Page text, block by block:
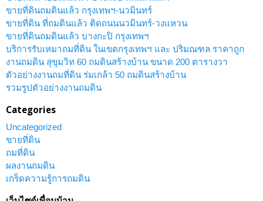
ขายที่ดินถมดินแล้ว กรุงเทพฯ-นวมินทร์
ขายที่ดิน ที่ถมดินแล้ว ติดถนนนวมินทร์-วงแหวน
ขายที่ดินถมดินแล้ว บางกะปิ กรุงเทพฯ
บริการรับเหมาถมที่ดิน ในเขตกรุงเทพฯ และ ปริมณฑล ราคาถูก
งานถมดิน สุขุมวิท 60 ถมดินสร้างบ้าน ขนาด 200 ตารางวา
ตัวอย่างงานถมที่ดิน ร่มเกล้า 50 ถมดินสร้างบ้าน
รวมรูปตัวอย่างงานถมดิน
Categories
Uncategorized
ขายที่ดิน
ถมที่ดิน
ผลงานถมดิน
เกร็ดความรู้การถมดิน